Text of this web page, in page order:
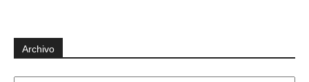
Archivo
Archivo